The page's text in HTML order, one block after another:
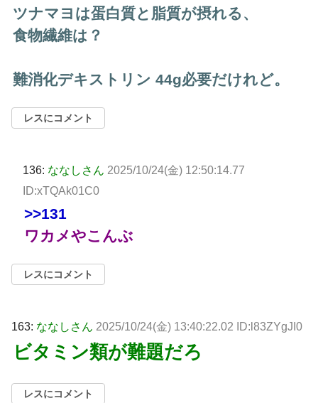
ツナマヨは蛋白質と脂質が摂れる、
食物繊維は？
難消化デキストリン 44g必要だけれど。
レスにコメント
136: ななしさん 2025/10/24(金) 12:50:14.77
ID:xTQAk01C0
>>131
ワカメやこんぶ
レスにコメント
163: ななしさん 2025/10/24(金) 13:40:22.02 ID:l83ZYgJI0
ビタミン類が難題だろ
レスにコメント